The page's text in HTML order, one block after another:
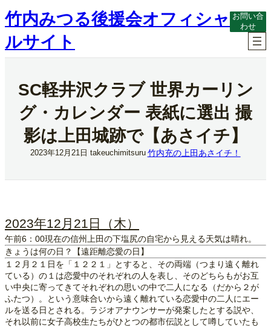
内
容
ス
キ
竹内みつる後援会オフィシャ
ルサイト
お問い合
わせ
SC軽井沢クラブ 世界カーリン
グ・カレンダー 表紙に選出 撮
影は上田城跡で【あさイチ】
2023年12月21日 takeuchimitsuru 竹内充の上田あさイチ！
2023年12月21日（木）
午前6：00現在の信州上田の下塩尻の自宅から見える天気は晴れ。
きょうは何の日？【遠距離恋愛の日】
１２月２１日を「１２２１」とすると、その両端（つまり遠く離れ
ている）の１は恋愛中のそれぞれの人を表し、そのどちらもがお互
い中央に寄ってきてそれぞれの思いの中で二人になる（だから２が
ふたつ）。という意味合いから遠く離れている恋愛中の二人にエー
ルを送る日とされる。ラジオアナウンサーが発案したとする説や、
それ以前に女子高校生たちがひとつの都市伝説として噂していたも